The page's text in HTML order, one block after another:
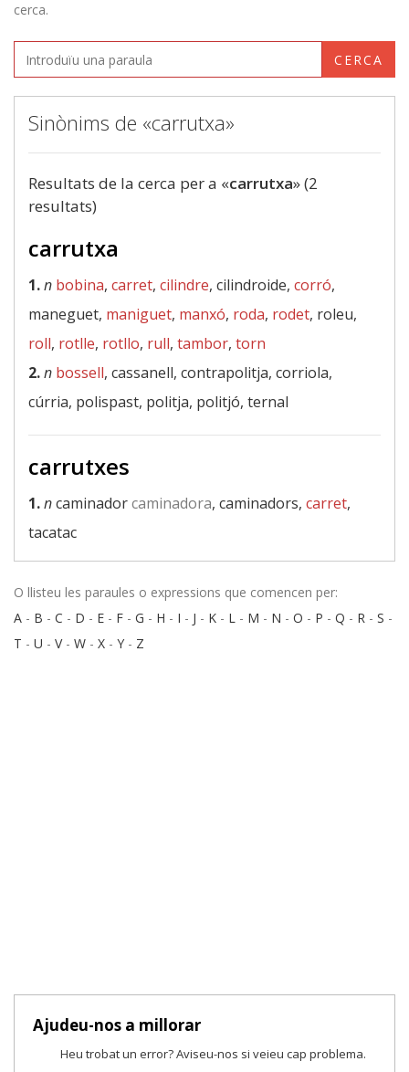
cerca.
CERCA
Sinònims de «carrutxa»
Resultats de la cerca per a «carrutxa» (2
resultats)
carrutxa
1.n bobina, carret, cilindre, cilindroide, corró,
maneguet, maniguet, manxó, roda, rodet, roleu,
roll, rotlle, rotllo, rull, tambor, torn
2.n bossell, cassanell, contrapolitja, corriola,
cúrria, polispast, politja, politjó, ternal
carrutxes
1.ncaminadorcaminadora, caminadors, carret,
tacatac
O llisteu les paraules o expressions que comencen per:
A - B - C - D - E - F - G - H - I - J - K - L - M - N - O - P - Q - R - S -
T - U - V- W - X - Y - Z
Ajudeu-nos a millorar
Heu trobat un error? Aviseu-nos si veieu cap problema.